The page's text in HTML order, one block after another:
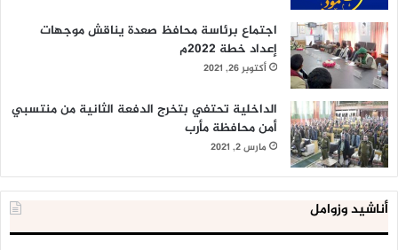
اجتماع برئاسة محافظ صعدة يناقش موجهات
إعداد خطة 2022م
أكتوبر 26, 2021
الداخلية تحتفي بتخرج الدفعة الثانية من منتسبي
أمن محافظة مأرب
مارس 2, 2021
أناشيد وزوامل